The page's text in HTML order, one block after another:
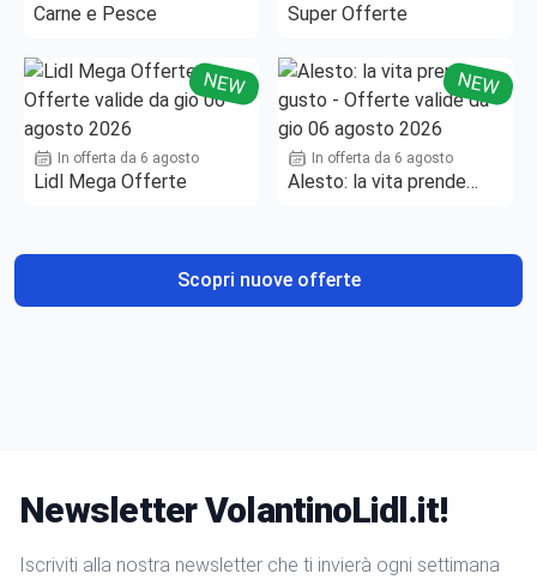
Carne e Pesce Super Offerte
NEW
In offerta da 6 agosto
Lidl Mega Offerte
NEW
In offerta da 6 agosto
Alesto: la vita prende
Scopri nuove offerte
Newsletter VolantinoLidl.it!
Iscriviti alla nostra newsletter che ti invierà ogni settimana